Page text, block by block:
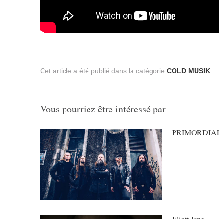
Cet article a été publié dans la catégorie COLD MUSIK
Vous pourriez être intéressé par